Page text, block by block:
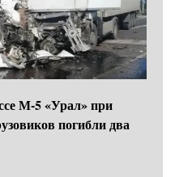
М-5 «Урал» при
погибли два